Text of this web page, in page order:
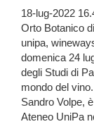
18-lug-2022
Orto Botanico
unipa,
domenica 24
degli Studi di
mondo del
Sandro Volpe,
Ateneo UniPa